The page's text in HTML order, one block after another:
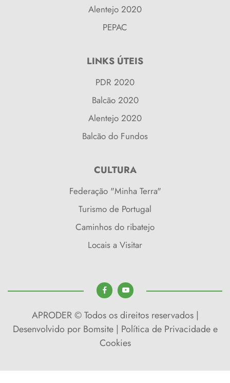
Alentejo 2020
PEPAC
LINKS ÚTEIS
PDR 2020
Balcão 2020
Alentejo 2020
Balcão do Fundos
CULTURA
Federação "Minha Terra"
Turismo de Portugal
Caminhos do ribatejo
Locais a Visitar
APRODER © Todos os direitos reservados |
Desenvolvido por Bomsite| Política de Privacidade e
Cookies